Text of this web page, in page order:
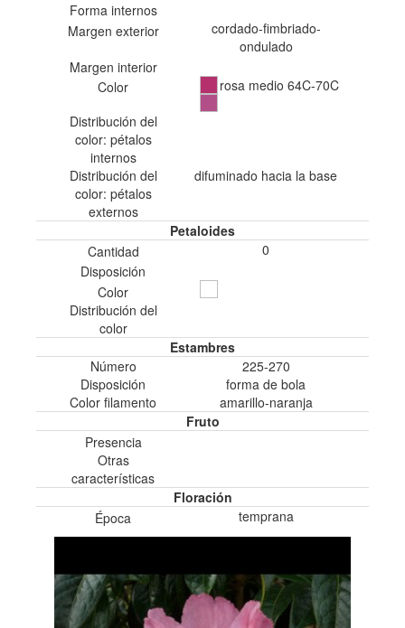
Forma internos
Margen exterior
cordado-fimbriado-
ondulado
Margen interior
Color
rosa medio 64C-70C
Distribución del
color: pétalos
internos
Distribución del
color: pétalos
externos
difuminado hacia la base
Petaloides
Cantidad
0
Disposición
Color
Distribución del
color
Estambres
Número
225-270
Disposición
forma de bola
Color filamento
amarillo-naranja
Fruto
Presencia
Otras
características
Floración
Época
temprana